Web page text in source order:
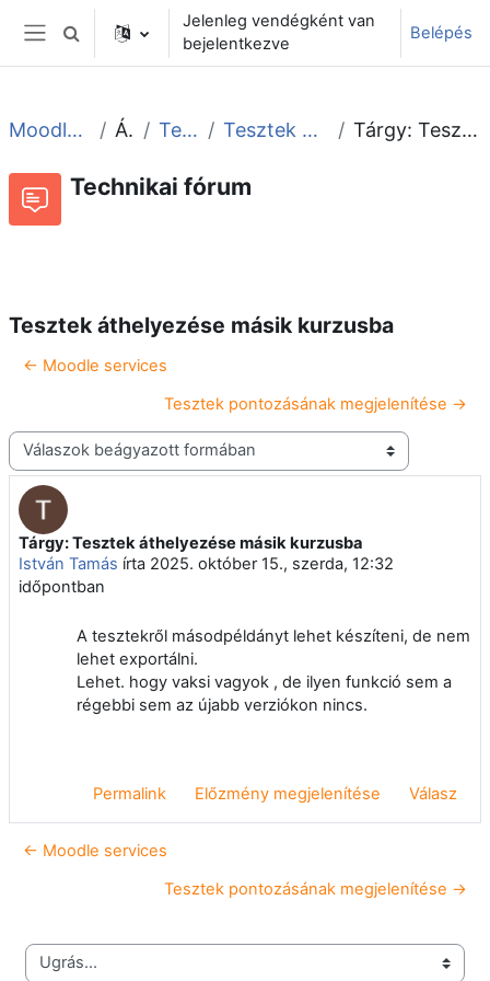
Tovább a fő tartalomhoz
Oldalpanel
Keresési bemeneti adatok váltása
Jelenleg vendégként van
bejelentkezve
Belépés
Moodle tudástár és fórum Általános Technikai fórum Tesztek áthelyezése másik kurzusba Tárgy: Tesztek áthelyezése másik kurzusba
Technikai fórum
Tesztek áthelyezése másik kurzusba
← Moodle services
Tesztek pontozásának megjelenítése →
Megjelenítési mód
Tárgy: Tesztek áthelyezése másik kurzusba
István Tamás írta 2025. október 15., szerda, 12:32
időpontban
Válaszok szám: 0
A tesztekről másodpéldányt lehet készíteni, de nem
lehet exportálni.
Lehet. hogy vaksi vagyok , de ilyen funkció sem a
régebbi sem az újabb verziókon nincs.
Permalink Előzmény megjelenítése Válasz
← Moodle services
Tesztek pontozásának megjelenítése →
Ugrás...